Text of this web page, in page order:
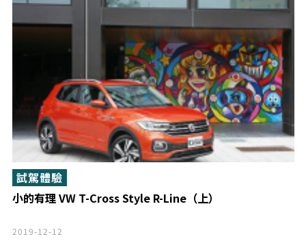
小的有理 VW T-Cross Style R-Line（上）
試駕體驗
2019-12-12